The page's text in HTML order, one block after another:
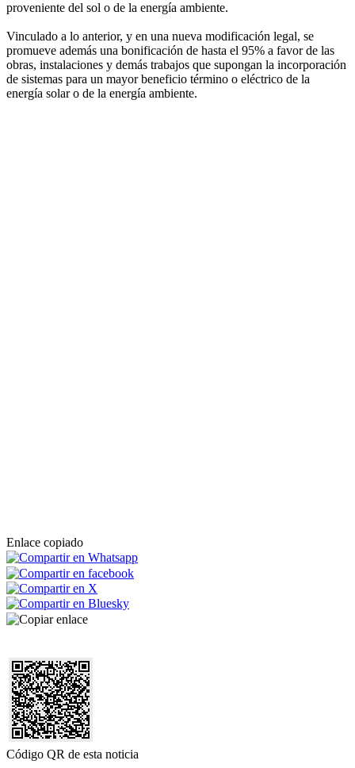
proveniente del sol o de la energía ambiente.
Vinculado a lo anterior, y en una nueva modificación legal, se
promueve además una bonificación de hasta el 95% a favor de las
obras, instalaciones y demás trabajos que supongan la incorporación
de sistemas para un mayor beneficio término o eléctrico de la
energía solar o de la energía ambiente.
Enlace copiado
Código QR de esta noticia